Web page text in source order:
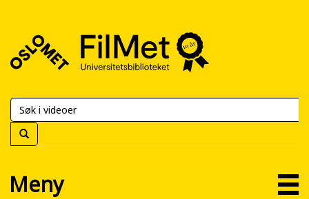
FilMet
Universitetsbiblioteket
Meny